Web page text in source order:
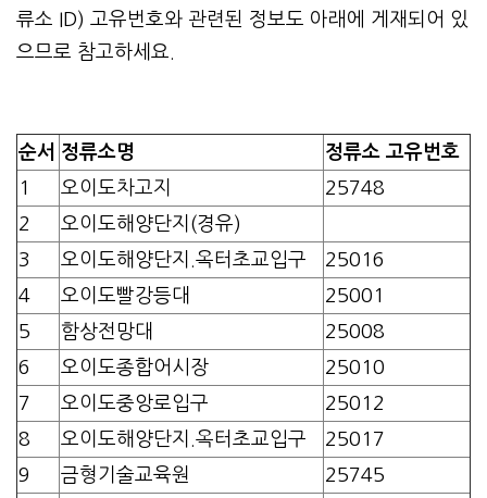
류소 ID) 고유번호와 관련된 정보도 아래에 게재되어 있
으므로 참고하세요.
순서 정류소명
정류소 고유번호
1
오이도차고지
25748
2
오이도해양단지(경유)
3
오이도해양단지.옥터초교입구
25016
4
오이도빨강등대
25001
5
함상전망대
25008
6
오이도종합어시장
25010
7
오이도중앙로입구
25012
8
오이도해양단지.옥터초교입구
25017
9
금형기술교육원
25745